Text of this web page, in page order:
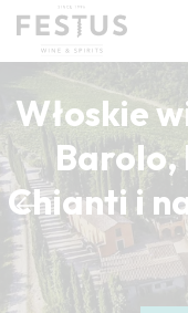
Włoskie
Barolo,
Chianti i